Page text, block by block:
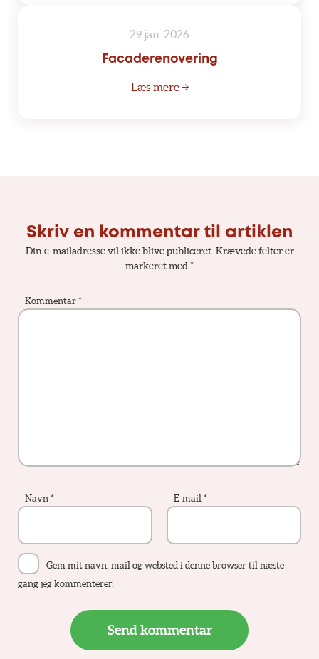
29 jan. 2026
Facaderenovering
Læs mere →
Skriv en kommentar til artiklen
Din e-mailadresse vil ikke blive publiceret. Krævede felter er
markeret med *
Kommentar *
Navn * E-mail *
Gem mit navn, mail og websted i denne browser til næste
gang jeg kommenterer.